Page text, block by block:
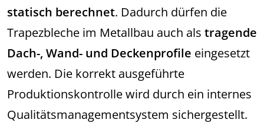
statisch berechnet. Dadurch dürfen die
Trapezbleche im Metallbau auch als tragende
Dach-, Wand- und Deckenprofile eingesetzt
werden. Die korrekt ausgeführte
Produktionskontrolle wird durch ein internes
Qualitätsmanagementsystem sichergestellt.